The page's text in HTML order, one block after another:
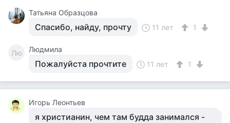
Татьяна Образцова
Спасибо, найду, прочту 11 лет 1
Лю Людмила
Пожалуйста прочтите 11 лет 1
Игорь Леонтьев
я христианин, чем там будда занимался -